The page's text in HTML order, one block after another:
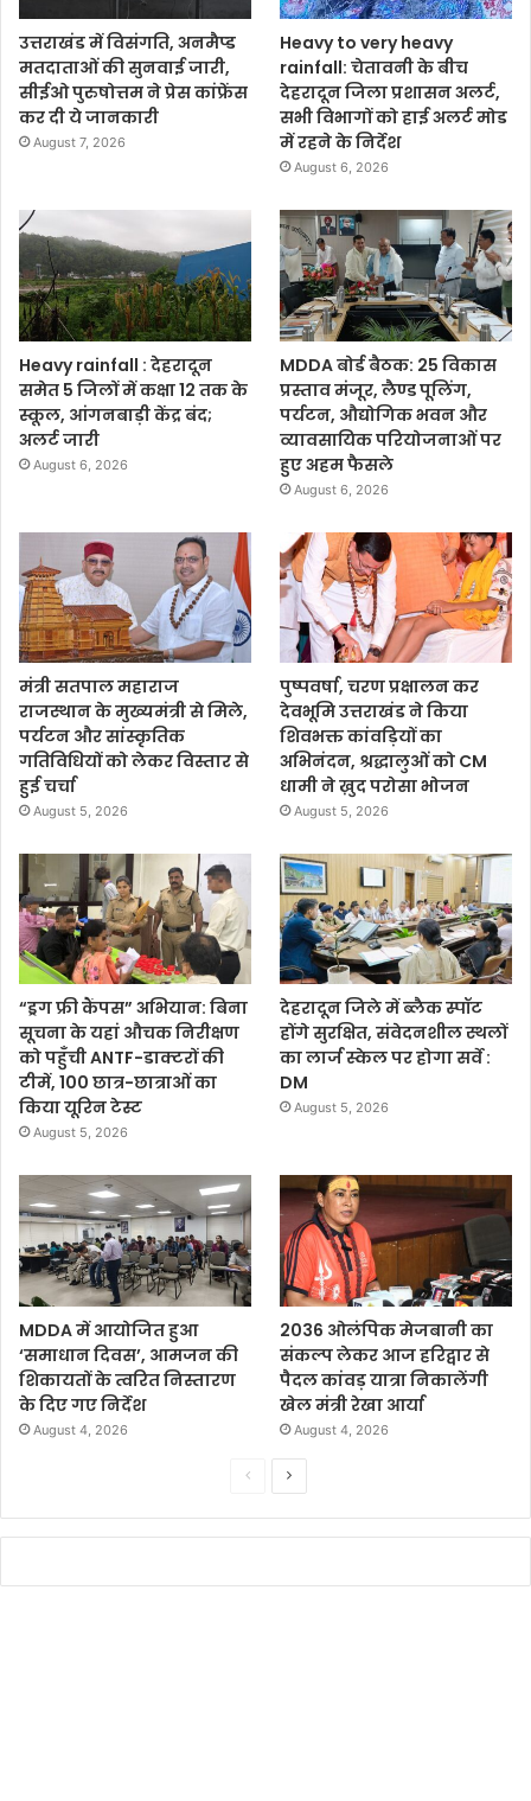
उत्तराखंड में विसंगति, अनमैप्ड
मतदाताओं की सुनवाई जारी,
सीईओ पुरुषोत्तम ने प्रेस कांफ्रेंस
कर दी ये जानकारी
August 7, 2026
Heavy to very heavy
rainfall: चेतावनी के बीच
देहरादून जिला प्रशासन अलर्ट,
सभी विभागों को हाई अलर्ट मोड
में रहने के निर्देश
August 6, 2026
Heavy rainfall : देहरादून
समेत 5 जिलों में कक्षा 12 तक के
स्कूल, आंगनबाड़ी केंद्र बंद;
अलर्ट जारी
August 6, 2026
MDDA बोर्ड बैठक: 25 विकास
प्रस्ताव मंजूर, लैण्ड पूलिंग,
पर्यटन, औद्योगिक भवन और
व्यावसायिक परियोजनाओं पर
हुए अहम फैसले
August 6, 2026
मंत्री सतपाल महाराज
राजस्थान के मुख्यमंत्री से मिले,
पर्यटन और सांस्कृतिक
गतिविधियों को लेकर विस्तार से
हुई चर्चा
August 5, 2026
पुष्पवर्षा, चरण प्रक्षालन कर
देवभूमि उत्तराखंड ने किया
शिवभक्त कांवड़ियों का
अभिनंदन, श्रद्धालुओं को CM
धामी ने ख़ुद परोसा भोजन
August 5, 2026
“ड्रग फ्री कैंपस” अभियान: बिना
सूचना के यहां औचक निरीक्षण
को पहुँची ANTF-डाक्टरों की
टीमें, 100 छात्र-छात्राओं का
किया यूरिन टेस्ट
August 5, 2026
देहरादून जिले में ब्लैक स्पॉट
होंगे सुरक्षित, संवेदनशील स्थलों
का लार्ज स्केल पर होगा सर्वे :
DM
August 5, 2026
MDDA में आयोजित हुआ
‘समाधान दिवस’, आमजन की
शिकायतों के त्वरित निस्तारण
के दिए गए निर्देश
August 4, 2026
2036 ओलंपिक मेजबानी का
संकल्प लेकर आज हरिद्वार से
पैदल कांवड़ यात्रा निकालेंगी
खेल मंत्री रेखा आर्या
August 4, 2026
e
x